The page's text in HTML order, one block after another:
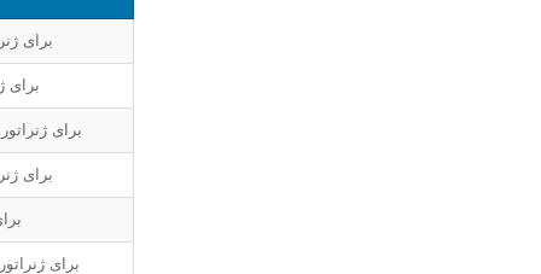
برای
برای
برای
برای
برای